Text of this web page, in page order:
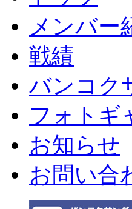
メンバー
戦績
バンコク
フォトギ
お知らせ
お問い合